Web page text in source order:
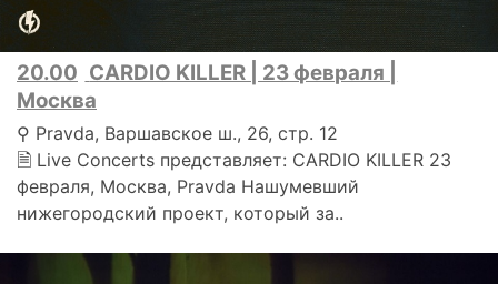
20.00 CARDIO KILLER | 23 февраля |
Москва
⚲ Pravda, Варшавское ш., 26, стр. 12
🗎 Live Concerts представляет: CARDIO KILLER 23
февраля, Москва, Pravda Нашумевший
нижегородский проект, который за..